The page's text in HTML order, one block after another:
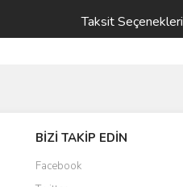
Taksit Seçenekleri
BİZİ TAKİP EDİN
Facebook